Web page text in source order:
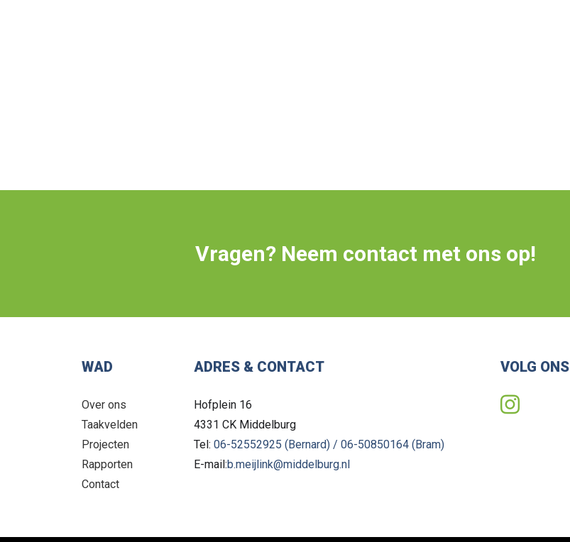
Vragen? Neem contact met ons op!
WAD
Over ons
Taakvelden
Projecten
Rapporten
Contact
ADRES & CONTACT
Hofplein 16
4331 CK Middelburg
Tel: 06-52552925 (Bernard) / 06-50850164 (Bram)
E-mail:b.meijlink@middelburg.nl
VOLG ONS